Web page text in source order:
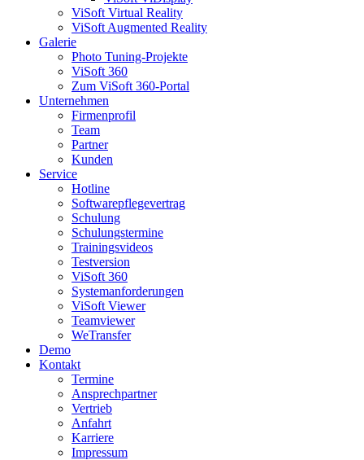
ViSoft Virtual Reality
ViSoft Augmented Reality
Galerie
Photo Tuning-Projekte
ViSoft 360
Zum ViSoft 360-Portal
Unternehmen
Firmenprofil
Team
Partner
Kunden
Service
Hotline
Softwarepflegevertrag
Schulung
Schulungstermine
Trainingsvideos
Testversion
ViSoft 360
Systemanforderungen
ViSoft Viewer
Teamviewer
WeTransfer
Demo
Kontakt
Termine
Ansprechpartner
Vertrieb
Anfahrt
Karriere
Impressum